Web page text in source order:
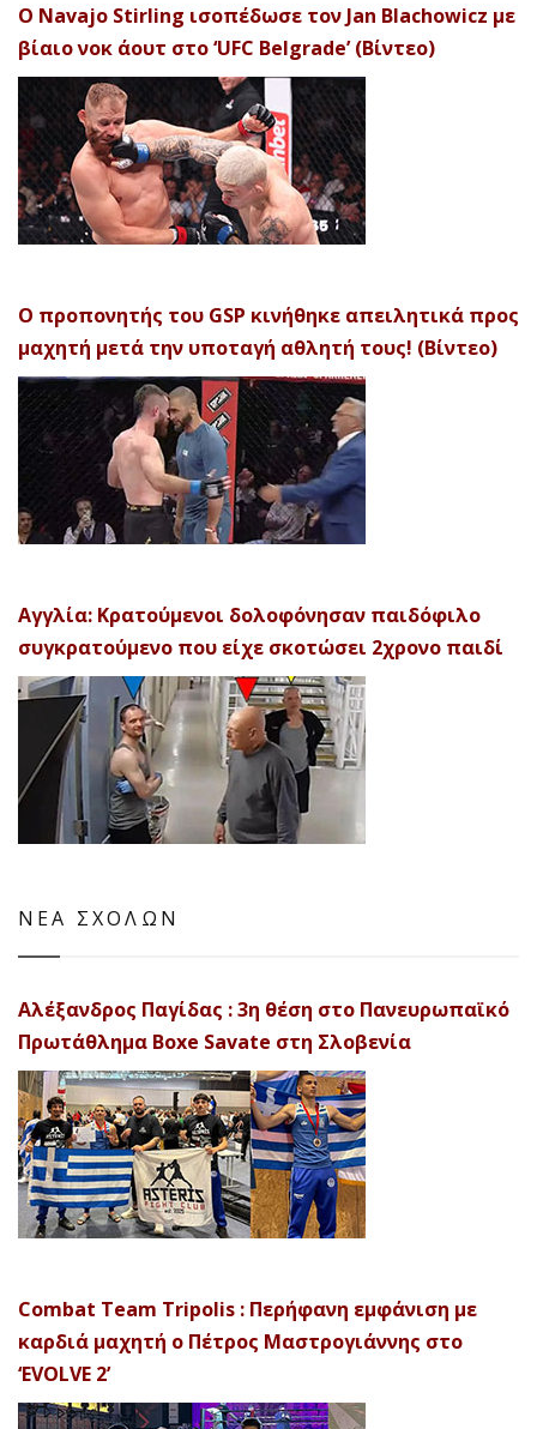
Ο Navajo Stirling ισοπέδωσε τον Jan Blachowicz με
βίαιο νοκ άουτ στο ‘UFC Belgrade’ (Βίντεο)
Ο προπονητής του GSP κινήθηκε απειλητικά προς
μαχητή μετά την υποταγή αθλητή τους! (Βίντεο)
Αγγλία: Κρατούμενοι δολοφόνησαν παιδόφιλο
συγκρατούμενο που είχε σκοτώσει 2χρονο παιδί
ΝΕΑ ΣΧΟΛΩΝ
Αλέξανδρος Παγίδας : 3η θέση στο Πανευρωπαϊκό
Πρωτάθλημα Boxe Savate στη Σλοβενία
Combat Team Tripolis : Περήφανη εμφάνιση με
καρδιά μαχητή ο Πέτρος Μαστρογιάννης στο
‘EVOLVE 2’